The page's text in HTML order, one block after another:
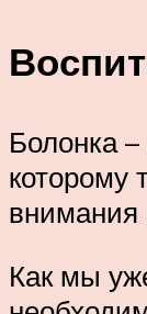
Болонка
которому
внимания
Как мы